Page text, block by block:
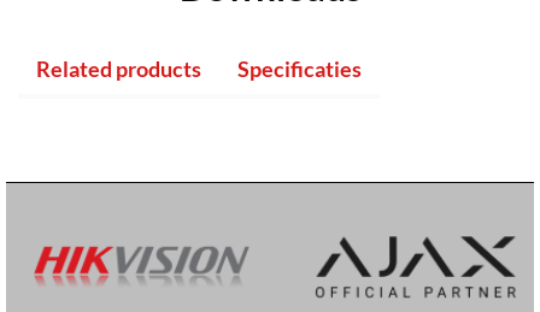
Related products Specificaties